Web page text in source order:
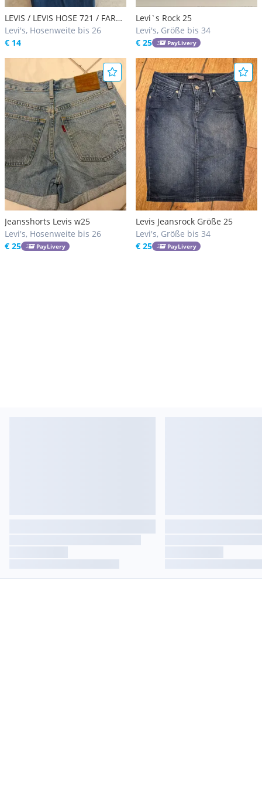
LEVIS / LEVIS HOSE 721 / FARBE
JEANS BLAU / HIGH RISE SUPER
SKINNY / GRÖSSE 25 / LEVIS
Levi's, Hosenweite bis 26
€ 14
Levi`s Rock 25
Levi's, Größe bis 34
€ 25
PayLivery
Jeansshorts Levis w25
Levi's, Hosenweite bis 26
€ 25
PayLivery
Levis Jeansrock Größe 25
Levi's, Größe bis 34
€ 25
PayLivery